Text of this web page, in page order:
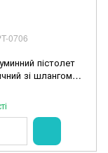
0706
пістолет
зі шлангом
PT-0706